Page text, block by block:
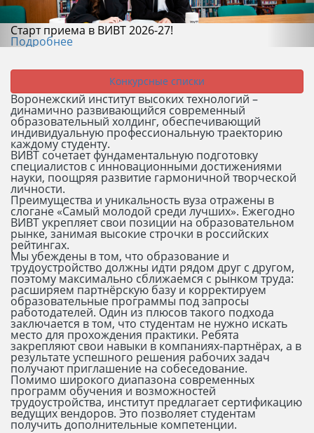
Старт приема в ВИВТ 2026-27!
Подробнее
Конкурсные списки
Воронежский институт высоких технологий –
динамично развивающийся современный
образовательный холдинг, обеспечивающий
индивидуальную профессиональную траекторию
каждому студенту.
ВИВТ сочетает фундаментальную подготовку
специалистов с инновационными достижениями
науки, поощряя развитие гармоничной творческой
личности.
Преимущества и уникальность вуза отражены в
слогане «Самый молодой среди лучших». Ежегодно
ВИВТ укрепляет свои позиции на образовательном
рынке, занимая высокие строчки в российских
рейтингах.
Мы убеждены в том, что образование и
трудоустройство должны идти рядом друг с другом,
поэтому максимально сближаемся с рынком труда:
расширяем партнёрскую базу и корректируем
образовательные программы под запросы
работодателей. Один из плюсов такого подхода
заключается в том, что студентам не нужно искать
место для прохождения практики. Ребята
закрепляют свои навыки в компаниях-партнёрах, а в
результате успешного решения рабочих задач
получают приглашение на собеседование.
Помимо широкого диапазона современных
программ обучения и возможностей
трудоустройства, институт предлагает сертификацию
ведущих вендоров. Это позволяет студентам
получить дополнительные компетенции.